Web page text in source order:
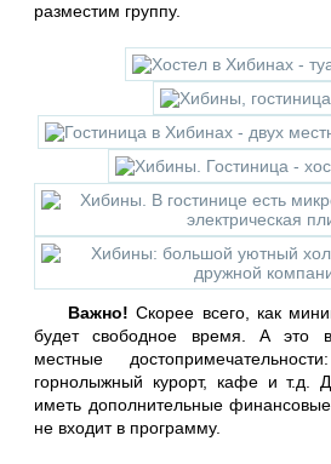
разместим группу.
Важно! Скорее всего, как
будет свободное время. А это
местные
горнолыжный курорт, кафе и т.д.
иметь дополнительные финансовые
не входит в программу.